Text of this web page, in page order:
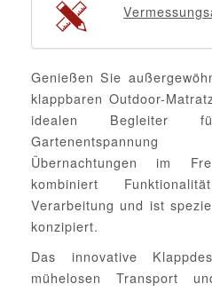
Genießen Sie
klappbaren Outdoor-
idealen Begleiter für
Übernachtungen im
kombiniert
Verarbeitung und ist
konzipiert.
Das innovative
mühelosen Transport